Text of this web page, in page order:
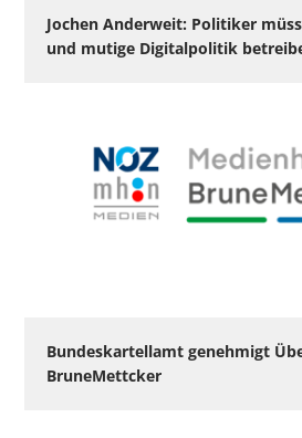
Jochen Anderweit: Politiker
und mutige Digitalpolitik
Bundeskartellamt genehmigt
BruneMettcker